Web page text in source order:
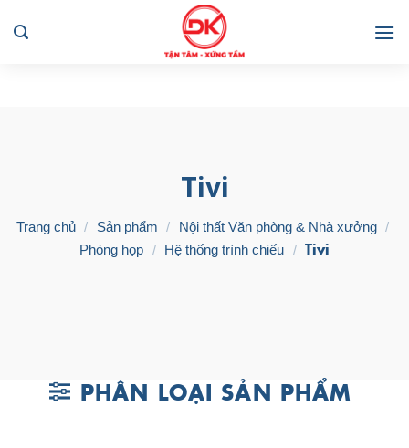
to
Tivi
Trang chủ / Sản phẩm / Nội thất Văn phòng & Nhà xưởng /
Phòng họp / Hệ thống trình chiếu / Tivi
PHÂN LOẠI SẢN PHẨM